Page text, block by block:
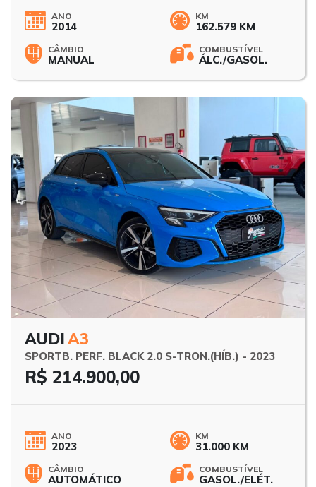
ANO
2014
KM
162.579 KM
CÂMBIO
MANUAL
COMBUSTÍVEL
ÁLC./GASOL.
AUDIA3
SPORTB. PERF. BLACK 2.0 S-TRON.(HÍB.) - 2023
R$ 214.900,00
ANO
2023
KM
31.000 KM
CÂMBIO
AUTOMÁTICO
COMBUSTÍVEL
GASOL./ELÉT.